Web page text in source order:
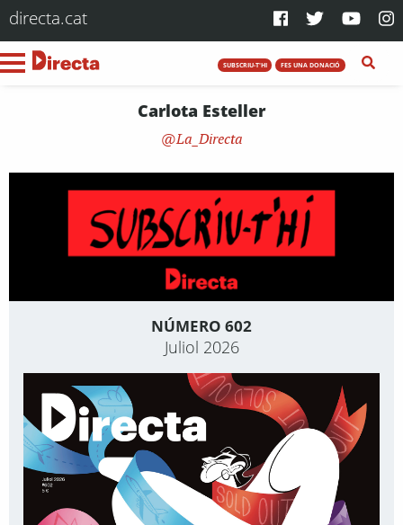
directa.cat
SUBSCRIU-T'HI FES UNA DONACIÓ
Carlota Esteller
La_Directa
NÚMERO 602
Juliol 2026